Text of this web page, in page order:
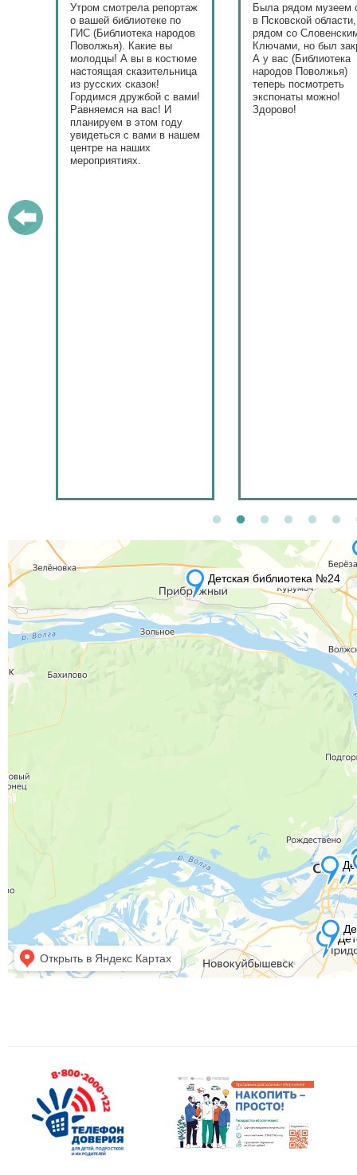
Была рядом музеем сето
в Псковской области,
рядом со Словенскими
Ключами, но был закрыт.
А у вас (Библиотека
народов Поволжья)
теперь посмотреть
экспонаты можно!
Здорово!
Поздравляю
народов Поволжья с
уникальным стартом
тематического года!
и остальные
приносят людям